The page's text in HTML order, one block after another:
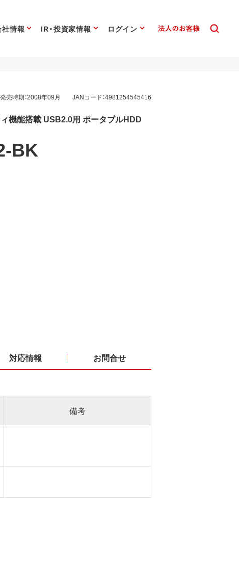
社情報 IR・投資家情報 ログイン
発売時期：2008年09月 JANコード：4981254545416
機能搭載 USB2.0用 ポータブルHDD
BK
対応情報 お問合せ
備考